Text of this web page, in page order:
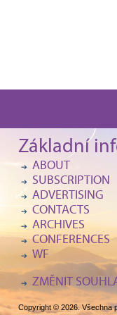
Základní
ABOUT
SUBSCRIPTION
ADVERTISING
CONTACTS
ARCHIVES
CONFERENCES
WF
ZMĚNIT
Copyright © 2026. Všechna